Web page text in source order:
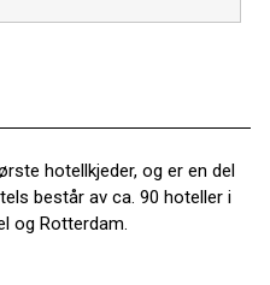
hotellkjeder, og er en del
består av ca. 90 hoteller i
og Rotterdam.